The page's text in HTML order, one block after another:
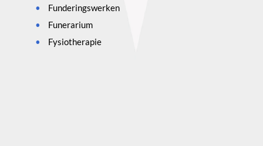
Funderingswerken
Funerarium
Fysiotherapie